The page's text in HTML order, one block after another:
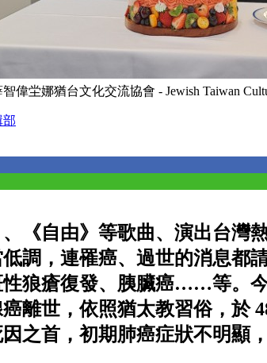
偉坣娜猶台文化交流協會 - Jewish Taiwan
部
《自由》等歌曲、演出台灣
調，連罹癌、過世的消息都
狼瘡復發、胰臟癌……等。
離世，依照猶太教習俗，於
之首，初期肺癌症狀不明顯